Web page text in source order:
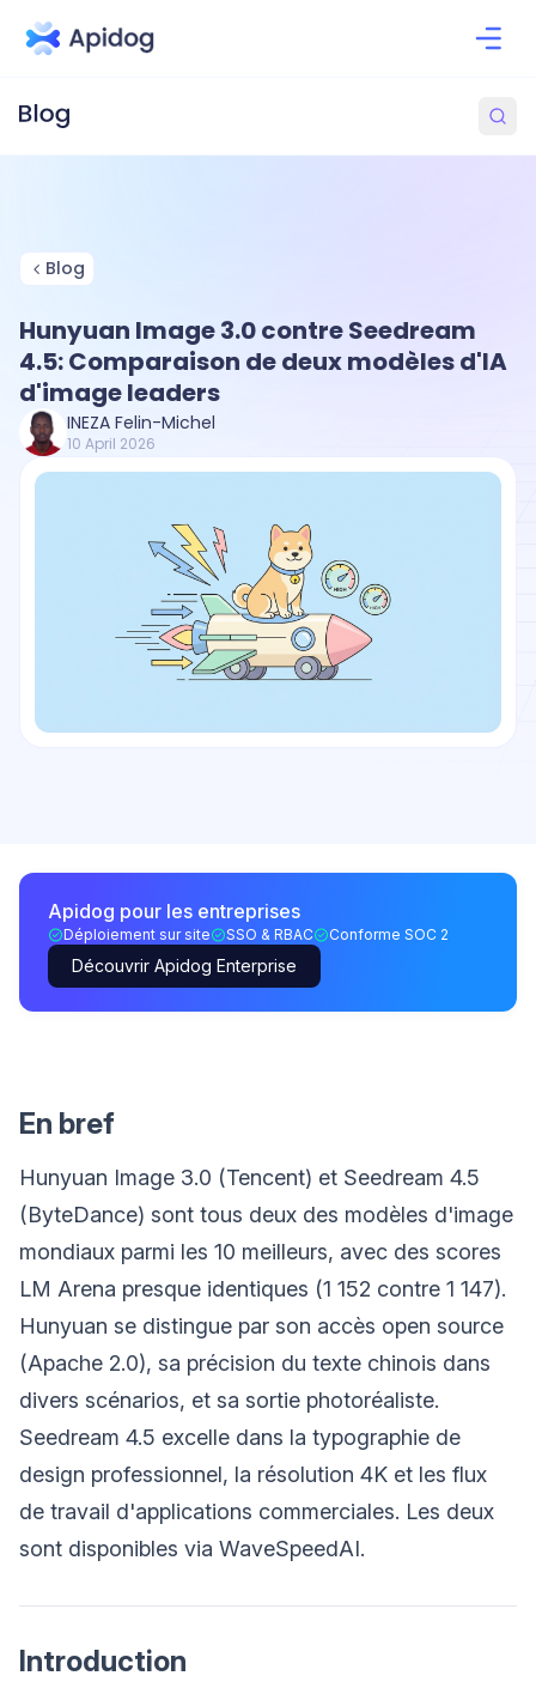
Blog
Hunyuan Image 3.0 contre Seedream
4.5: Comparaison de deux modèles d'IA
d'image leaders
INEZA Felin-Michel
10 April 2026
Apidog pour les entreprises
Déploiement sur site SSO & RBAC Conforme SOC 2
Découvrir Apidog Enterprise
En bref
Hunyuan Image 3.0 (Tencent) et Seedream 4.5
(ByteDance) sont tous deux des modèles d'image
mondiaux parmi les 10 meilleurs, avec des scores
LM Arena presque identiques (1 152 contre 1 147).
Hunyuan se distingue par son accès open source
(Apache 2.0), sa précision du texte chinois dans
divers scénarios, et sa sortie photoréaliste.
Seedream 4.5 excelle dans la typographie de
design professionnel, la résolution 4K et les flux
de travail d'applications commerciales. Les deux
sont disponibles via WaveSpeedAI.
Introduction